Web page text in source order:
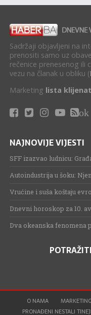
Sadržaji objavljeni na
prenositi samo uz
rečenice prenesenog
vezu na članak u obliku (
Marketing lista
ok
NAJNOVIJE VIJESTI
SFF izazvao ludnicu:
Autoindustrija u šoku:
Vrućine i suša koštaju
Dnevni horoskop za 10.
Dva okeanska fenomena
O NAMA MARKETING
PRONAĐENI NESTALI